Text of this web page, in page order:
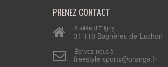
PRENEZ CONTACT
8 allée d'Etigny
31 110 Bagnères-de-Luchon
Écrivez-nous à :
freestyle-sports@orange.fr